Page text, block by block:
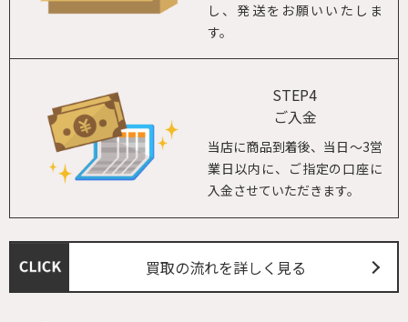
し、発送をお願いいたしま
す。
STEP4
ご入金
当店に商品到着後、当日～3営
業日以内に、ご指定の口座に
入金させていただきます。
買取の流れを詳しく見る